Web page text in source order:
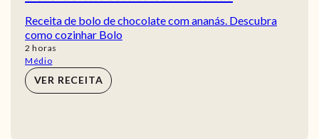
Receita de bolo de chocolate com ananás. Descubra
como cozinhar Bolo
2 horas
horas
Médio
VER RECEITA